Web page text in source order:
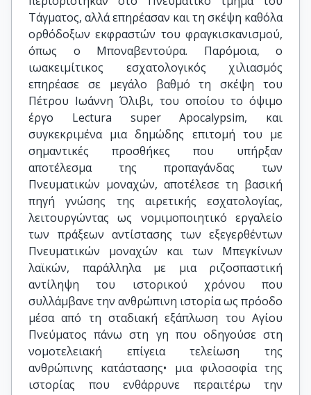
Τάγματος, αλλά επηρέασαν και τη σκέψη καθόλα
ορθόδοξων εκφραστών του φραγκισκανισμού,
όπως ο Μποναβεντούρα. Παρόμοια, ο
ιωακειμίτικος εσχατολογικός χιλιασμός
επηρέασε σε μεγάλο βαθμό τη σκέψη του
Πέτρου Ιωάννη Όλιβι, του οποίου το όψιμο
έργο Lectura super Apocalypsim, και
συγκεκριμένα μια δημώδης επιτομή του με
σημαντικές προσθήκες που υπήρξαν
αποτέλεσμα της προπαγάνδας των
Πνευματικών μοναχών, αποτέλεσε τη βασική
πηγή γνώσης της αιρετικής εσχατολογίας,
λειτουργώντας ως νομιμοποιητικό εργαλείο
των πράξεων αντίστασης των εξεγερθέντων
Πνευματικών μοναχών και των Μπεγκίνων
λαϊκών, παράλληλα με μια ριζοσπαστική
αντίληψη του ιστορικού χρόνου που
συλλάμβανε την ανθρώπινη ιστορία ως πρόοδο
μέσα από τη σταδιακή εξάπλωση του Αγίου
Πνεύματος πάνω στη γη που οδηγούσε στη
νομοτελειακή επίγεια τελείωση της
ανθρώπινης κατάστασης• μια φιλοσοφία της
ιστορίας που ενθάρρυνε περαιτέρω την